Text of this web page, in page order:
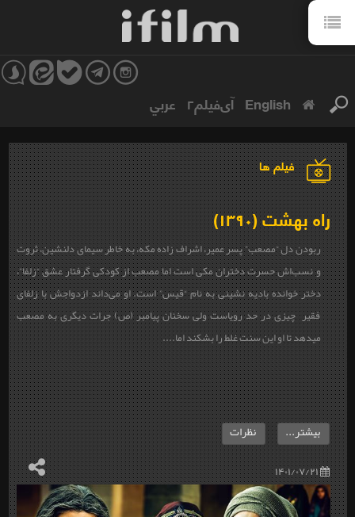
English آی‌فیلم۲ عربي
فیلم ها
راه بهشت (۱۳۹۰)
ربودن دل“مصعب‌” پسر عمير، اشراف زاده مکه، به خاطر سیمای دلنشین، ثروت
و نسب‎‌اش حسرت دختران مکی است اما مصعب از کودکی گرفتار عشق “زلفا”،
دختر خوانده باديه نشينی به نام “قیس” است. او می‌داند ازدواجش با زلفای
فقیر چیزی در حد رویاست ولی سخنان پیامبر (ص) جرات دیگری به مصعب
می‎دهد تا او این سنت غلط را بشکند اما....
۱۴۰۱/۰۷/۲۱
بیشتر... نظرات